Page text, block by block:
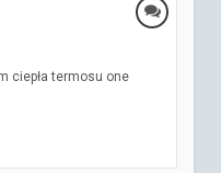
ciepła termosu one